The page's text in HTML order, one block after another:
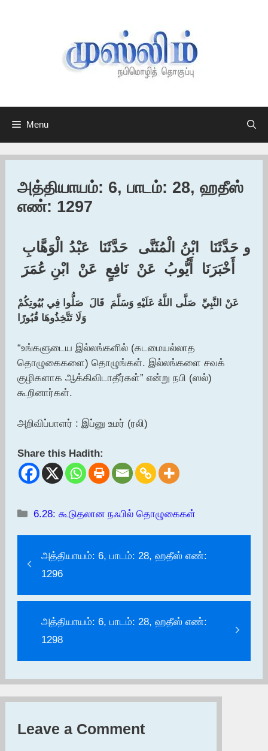
Menu
அத்தியாயம்: 6, பாடம்: 28, ஹதீஸ்
எண்: 1297
و حَدَّثَنَا ‏ ‏ابْنُ الْمُثَنَّى ‏ ‏حَدَّثَنَا ‏ ‏عَبْدُ الْوَهَّابِ ‏
‏أَخْبَرَنَا ‏ ‏أَيُّوبُ ‏ ‏عَنْ ‏ ‏نَافِعٍ ‏ ‏عَنْ ‏ ‏ابْنِ عُمَرَ ‏
‏عَنْ النَّبِيِّ ‏ ‏صَلَّى اللَّهُ عَلَيْهِ وَسَلَّمَ ‏ ‏قَالَ ‏ ‏صَلُّوا فِي بُيُوتِكُمْ
وَلَا تَتَّخِذُوهَا قُبُورًا
“உங்களுடைய இல்லங்களில் (கடமையல்லாத
தொழுகைகளை) தொழுங்கள். இல்லங்களை சவக்
குழிகளாக ஆக்கிவிடாதீர்கள்” என்று நபி (ஸல்)
கூறினார்கள்.
அறிவிப்பாளர் : இப்னு உமர் (ரலி)
Share this Hadith:
Categories
6.28: கூடுதலான நஃபில் தொழுகைகள்
அத்தியாயம்: 6, பாடம்: 28, ஹதீஸ் எண்:
1296
அத்தியாயம்: 6, பாடம்: 28, ஹதீஸ் எண்:
1298
Leave a Comment